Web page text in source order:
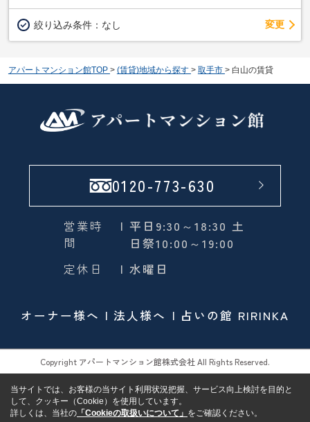
絞り込み条件： なし 変更
アパートマンション館TOP > (賃貸)地域から探す > 取手市 > 白山の賃貸
0120-773-630
営業時
間
| 平日9:30～18:30 土
日祭10:00～19:00
定休日
| 水曜日
オーナー様へ 法人様へ 占いの館 RIRINKA
Copyright アパートマンション館株式会社 All Rights Reserved.
当サイトでは、お客様の当サイト利用状況把握、サービス向上検討を目的と
して、クッキー（Cookie）を使用しています。
詳しくは、当社の 「Cookieの取扱いについて」 をご確認ください。